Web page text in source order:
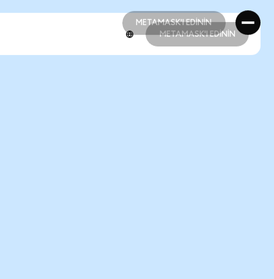
METAMASK'I EDİNİN
METAMASK'I EDİNİN
METAMASK'I EDİNİN